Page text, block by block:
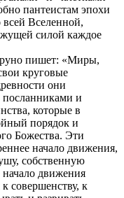
пантеистам эпохи
всей Вселенной,
силой каждое
пишет: «Миры,
круговые
они
посланниками и
которые в
порядок и
Божества. Эти
начало движения,
собственную
начало движения
к совершенству, к